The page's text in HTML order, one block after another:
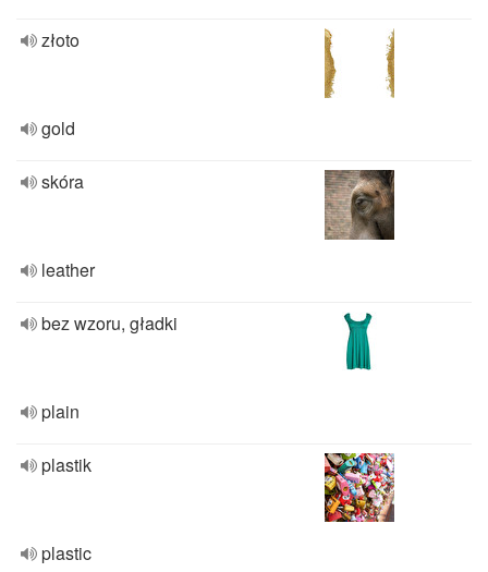
złoto
gold
skóra
leather
bez wzoru, gładki
plain
plastik
plastic